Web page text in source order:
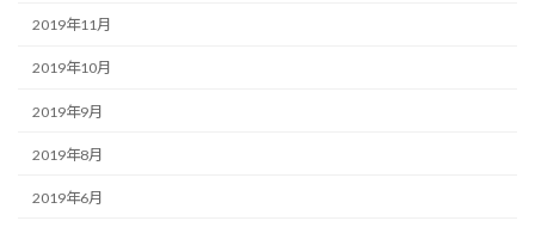
2019年11月
2019年10月
2019年9月
2019年8月
2019年6月